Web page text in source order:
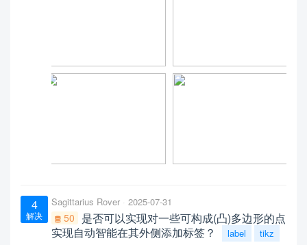
4
解决
Sagittarius Rover 2025-07-31
50 是否可以实现对一些可构成(凸)多边形的点
实现自动智能在其外侧添加标签？
label tikz